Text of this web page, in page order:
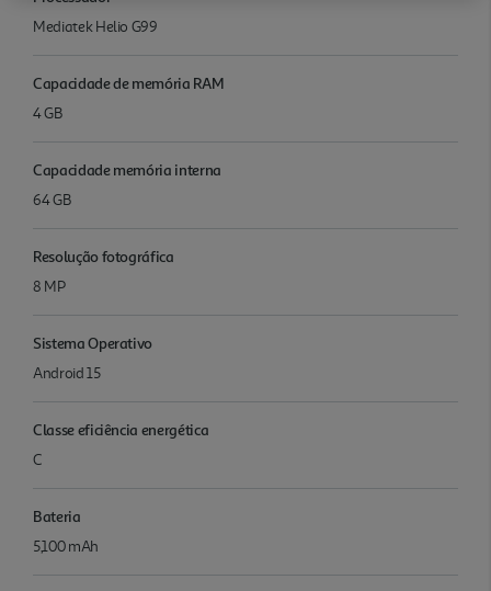
Mediatek Helio G99
Capacidade de memória RAM
4 GB
Capacidade memória interna
64 GB
Resolução fotográfica
8 MP
Sistema Operativo
Android 15
Classe eficiência energética
C
Bateria
5,100 mAh